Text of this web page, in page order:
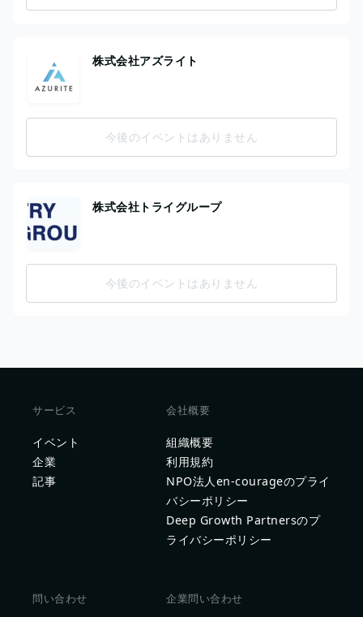
株式会社アズライト
今後のイベントはありません
株式会社トライグループ
今後のイベントはありません
サービス
イベント
企業
記事
会社概要
組織概要
利用規約
NPO法人en-courageのプライ
バシーポリシー
Deep Growth Partnersのプ
ライバシーポリシー
問い合わせ 企業問い合わせ